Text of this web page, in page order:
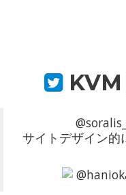
KVM
サイトデザイン的